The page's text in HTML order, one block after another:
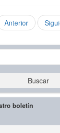
Anterior
Buscar
boletín